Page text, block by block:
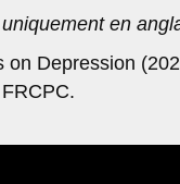
en
on Depression